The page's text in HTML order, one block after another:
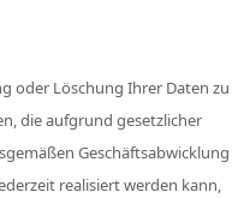
oder Löschung Ihrer Daten zu
die aufgrund gesetzlicher
Geschäftsabwicklung
realisiert werden kann,